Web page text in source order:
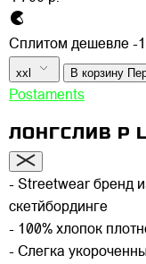
Сплитом дешевле -
xxl В корзину
Postaments
ЛОНГСЛИВ P
- Streetwear бренд
скетйбординге
- 100% хлопок
- Слегка